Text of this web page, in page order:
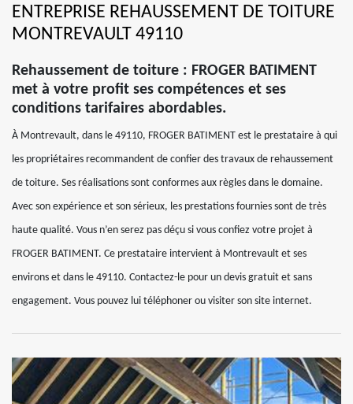
ENTREPRISE REHAUSSEMENT DE TOITURE
MONTREVAULT 49110
Rehaussement de toiture : FROGER BATIMENT
met à votre profit ses compétences et ses
conditions tarifaires abordables.
À Montrevault, dans le 49110, FROGER BATIMENT est le prestataire à qui
les propriétaires recommandent de confier des travaux de rehaussement
de toiture. Ses réalisations sont conformes aux règles dans le domaine.
Avec son expérience et son sérieux, les prestations fournies sont de très
haute qualité. Vous n’en serez pas déçu si vous confiez votre projet à
FROGER BATIMENT. Ce prestataire intervient à Montrevault et ses
environs et dans le 49110. Contactez-le pour un devis gratuit et sans
engagement. Vous pouvez lui téléphoner ou visiter son site internet.